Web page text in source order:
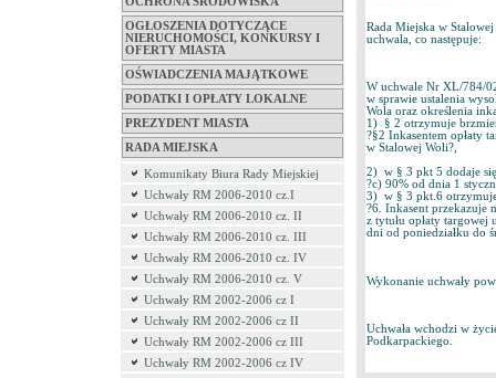
OGŁOSZENIA DOTYCZĄCE
NIERUCHOMOŚCI, KONKURSY I
OFERTY MIASTA
OŚWIADCZENIA MAJĄTKOWE
PODATKI I OPŁATY LOKALNE
PREZYDENT MIASTA
RADA MIEJSKA
Komunikaty Biura Rady Miejskiej
Uchwały RM 2006-2010 cz.I
Uchwały RM 2006-2010 cz. II
Uchwały RM 2006-2010 cz. III
Uchwały RM 2006-2010 cz. IV
Uchwały RM 2006-2010 cz. V
Uchwały RM 2002-2006 cz I
Uchwały RM 2002-2006 cz II
Uchwały RM 2002-2006 cz III
Uchwały RM 2002-2006 cz IV
Rada Miejska w
uchwala, co następuje:
W uchwale Nr XL/784/
w sprawie ustalenia
Wola oraz określenia
1) § 2 otrzymuje
?§2 Inkasentem opłaty
w Stalowej Woli?,
2) w § 3 pkt 5 dodaje
?c) 90% od dnia 1
3) w § 3 pkt.6
?6. Inkasent przekazuje
z tytułu opłaty targowej
dni od poniedziałku do
Wykonanie uchwały
Uchwała wchodzi w
Podkarpackiego.